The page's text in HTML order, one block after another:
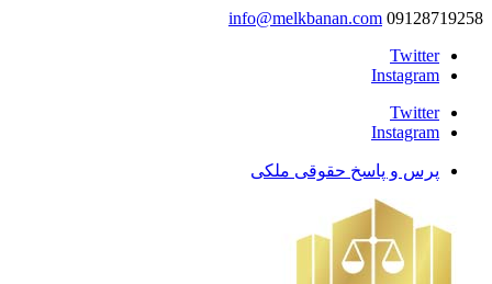
09128719258
info@melkbanan.com
Twitter
Instagram
Twitter
Instagram
پرس و پاسخ حقوقی ملکی